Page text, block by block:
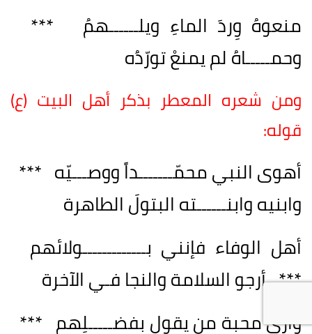
منعوهُ وِردَ الماءِ ويلــــــهمُ ***
وحمـــــاهُ لم يمنعْ تورّدُه
ومن شعره المعطر بذكر أهل البيت (ع)
قوله:
أهوى النبي محمّـــــــداً ووصـــيّه ***
وابنيه وابنــــــته البتولَ الطاهرة
أهل الوفاء فإنني بـــــــــــــولائهم
*** أرجو السلامة والنجا فـي الآخرة
وأرى محبة من يقول بفضـــــلِهم ***